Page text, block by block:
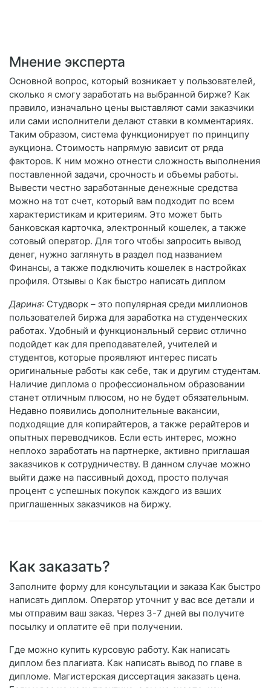
Мнение эксперта
Основной вопрос, который возникает у пользователей,
сколько я смогу заработать на выбранной бирже? Как
правило, изначально цены выставляют сами заказчики
или сами исполнители делают ставки в комментариях.
Таким образом, система функционирует по принципу
аукциона. Стоимость напрямую зависит от ряда
факторов. К ним можно отнести сложность выполнения
поставленной задачи, срочность и объемы работы.
Вывести честно заработанные денежные средства
можно на тот счет, который вам подходит по всем
характеристикам и критериям. Это может быть
банковская карточка, электронный кошелек, а также
сотовый оператор. Для того чтобы запросить вывод
денег, нужно заглянуть в раздел под названием
Финансы, а также подключить кошелек в настройках
профиля. Отзывы о Как быстро написать диплом
Дарина: Студворк – это популярная среди миллионов
пользователей биржа для заработка на студенческих
работах. Удобный и функциональный сервис отлично
подойдет как для преподавателей, учителей и
студентов, которые проявляют интерес писать
оригинальные работы как себе, так и другим студентам.
Наличие диплома о профессиональном образовании
станет отличным плюсом, но не будет обязательным.
Недавно появились дополнительные вакансии,
подходящие для копирайтеров, а также рерайтеров и
опытных переводчиков. Если есть интерес, можно
неплохо заработать на партнерке, активно приглашая
заказчиков к сотрудничеству. В данном случае можно
выйти даже на пассивный доход, просто получая
процент с успешных покупок каждого из ваших
приглашенных заказчиков на биржу.
Как заказать?
Заполните форму для консультации и заказа Как быстро
написать диплом. Оператор уточнит у вас все детали и
мы отправим ваш заказ. Через 3-7 дней вы получите
посылку и оплатите её при получении.
Где можно купить курсовую работу. Как написать
диплом без плагиата. Как написать вывод по главе в
дипломе. Магистерская диссертация заказать цена.